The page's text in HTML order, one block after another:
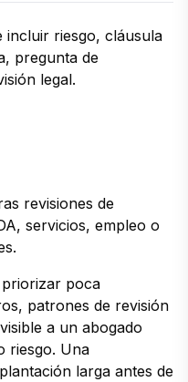
incluir riesgo, cláusula
pregunta de
legal.
revisiones de
servicios, empleo o
priorizar poca
patrones de revisión
a un abogado
riesgo. Una
larga antes de